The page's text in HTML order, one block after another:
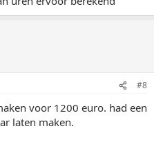
#8
voor 1200 euro. had een
laten maken.